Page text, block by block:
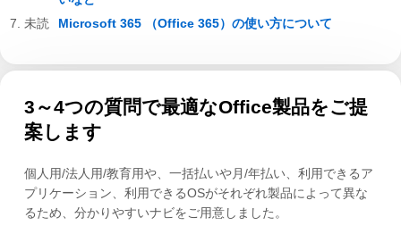
Microsoft 365 （Office 365）の使い方について
3～4つの質問で最適なOffice製品をご提
案します
個人用/法人用/教育用や、一括払いや月/年払い、利用できるア
プリケーション、利用できるOSがそれぞれ製品によって異な
るため、分かりやすいナビをご用意しました。